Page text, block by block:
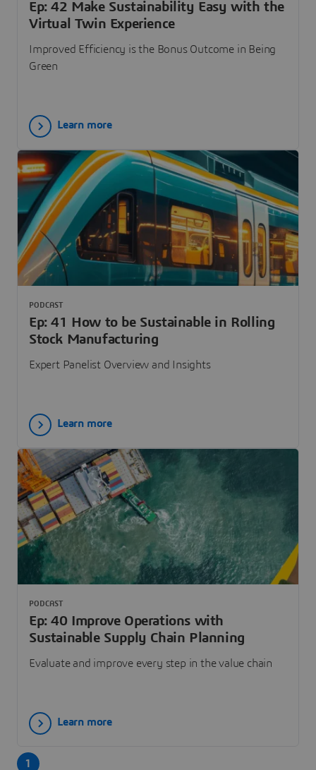
Ep: 42 Make Sustainability Easy with the
Virtual Twin Experience
Improved Efficiency is the Bonus Outcome in Being
Green
Learn more
Ep: 41 How to be Sustainable in Rolling
Stock Manufacturing
Expert Panelist Overview and Insights
PODCAST
Learn more
Ep: 40 Improve Operations with
Sustainable Supply Chain Planning
Evaluate and improve every step in the value chain
PODCAST
Learn more
1